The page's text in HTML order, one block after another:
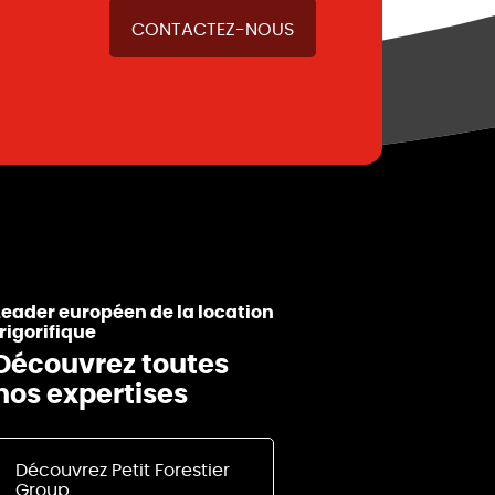
CONTACTEZ-NOUS
européen de la location
toutes
expertises
Découvrez Petit Forestier
Group